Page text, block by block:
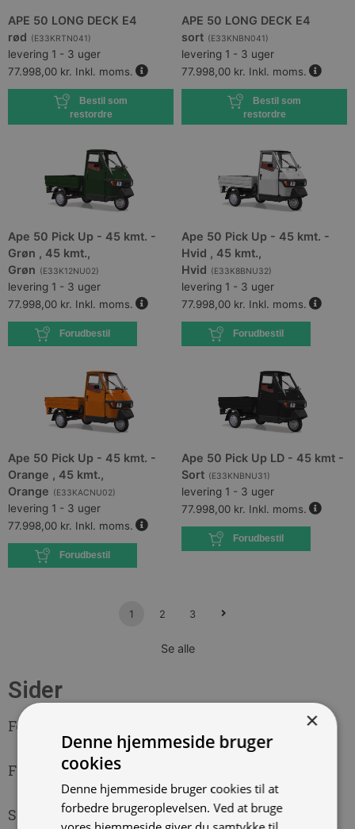
APE 50 LONG DECK E4
rød (E33KRTN041 )
levering 1 - 3 uger
77.998,00 kr. Inkl. moms.
Bestil som
restordre
APE 50 LONG DECK E4
sort (E33KNBN041 )
levering 1 - 3 uger
77.998,00 kr. Inkl. moms.
Bestil som
restordre
Ape 50 Pick Up - 45 kmt. -
Grøn , 45 kmt.,
Grøn (E33K12NU02)
levering 1 - 3 uger
77.998,00 kr. Inkl. moms.
Forudbestil
Ape 50 Pick Up - 45 kmt. -
Hvid , 45 kmt.,
Hvid (E33K8BNU32)
levering 1 - 3 uger
77.998,00 kr. Inkl. moms.
Forudbestil
Ape 50 Pick Up - 45 kmt. -
Orange , 45 kmt.,
Orange (E33KACNU02)
levering 1 - 3 uger
77.998,00 kr. Inkl. moms.
Forudbestil
Ape 50 Pick Up LD - 45 kmt -
Sort (E33KNBNU31 )
levering 1 - 3 uger
77.998,00 kr. Inkl. moms.
Forudbestil
1 2 3
Se alle
Sider
Fortryd køb
Finansiering
Sidste chance
×
Denne hjemmeside bruger
cookies
Denne hjemmeside bruger cookies til at
forbedre brugeroplevelsen. Ved at bruge